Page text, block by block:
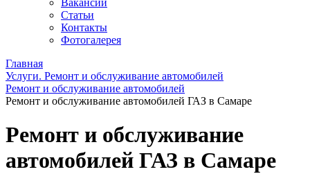
Вакансии
Статьи
Контакты
Фотогалерея
Главная
Услуги. Ремонт и обслуживание автомобилей
Ремонт и обслуживание автомобилей
Ремонт и обслуживание автомобилей ГАЗ в Самаре
Ремонт и обслуживание
автомобилей ГАЗ в Самаре